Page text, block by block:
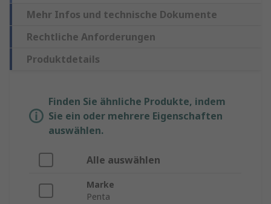
Mehr Infos und technische Dokumente
Rechtliche Anforderungen
Produktdetails
Finden Sie ähnliche Produkte, indem
Sie ein oder mehrere Eigenschaften
auswählen.
Alle auswählen
Marke
Penta